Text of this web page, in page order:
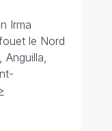
Irma
le Nord